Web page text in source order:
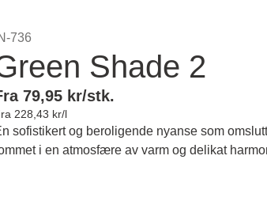
736
Shade 2
79,95 kr/stk.
228,43 kr/l
sofistikert og beroligende nyanse som
i en atmosfære av varm og delikat